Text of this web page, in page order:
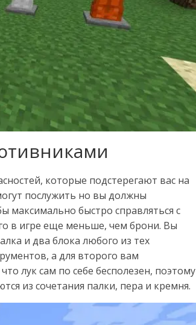
которые подстерегают вас на
послужить но вы должны
максимально быстро справляться с
в игре еще меньше, чем брони. Вы
и два блока любого из тех
а для второго вам
лук сам по себе бесполезен, поэтому
из сочетания палки, пера и кремня.